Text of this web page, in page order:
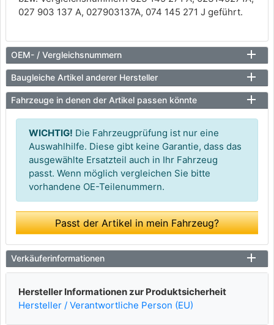
027 903 137 A, 027903137A, 074 145 271 J geführt.
OEM- / Vergleichsnummern
Baugleiche Artikel anderer Hersteller
Fahrzeuge in denen der Artikel passen könnte
WICHTIG! Die Fahrzeugprüfung ist nur eine
Auswahlhilfe. Diese gibt keine Garantie, dass das
ausgewählte Ersatzteil auch in Ihr Fahrzeug
passt. Wenn möglich vergleichen Sie bitte
vorhandene OE-Teilenummern.
Passt der Artikel in mein Fahrzeug?
Verkäuferinformationen
Hersteller Informationen zur Produktsicherheit
Hersteller / Verantwortliche Person (EU)